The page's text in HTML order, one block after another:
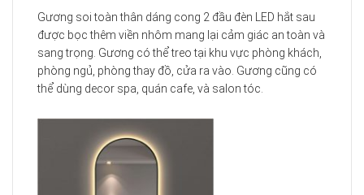
Gương soi toàn thân dáng cong 2 đầu đèn LED hắt sau
được bọc thêm viền nhôm mang lại cảm giác an toàn và
sang trọng. Gương có thể treo tại khu vực phòng khách,
phòng ngủ, phòng thay đồ, cửa ra vào. Gương cũng có
thể dùng decor spa, quán cafe, và salon tóc.